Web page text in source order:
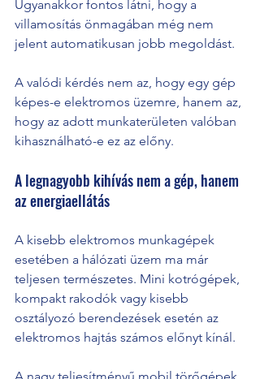
Ugyanakkor fontos látni, hogy a
villamosítás önmagában még nem
jelent automatikusan jobb megoldást.
A valódi kérdés nem az, hogy egy gép
képes-e elektromos üzemre, hanem az,
hogy az adott munkaterületen valóban
kihasználható-e ez az előny.
A legnagyobb kihívás nem a gép, hanem
az energiaellátás
A kisebb elektromos munkagépek
esetében a hálózati üzem ma már
teljesen természetes. Mini kotrógépek,
kompakt rakodók vagy kisebb
osztályozó berendezések esetén az
elektromos hajtás számos előnyt kínál.